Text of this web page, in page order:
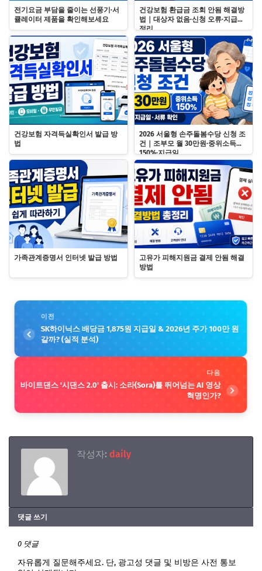
전기요금 부담을 줄이는 선풍기·서
큘레이터 제품을 확인해보세요
건강보험 환급금 조회 안됨 해결방
법｜대상자 없음·신청 오류·지급일
정리
건강보험 자격득실확인서 발급 방
법
2026 서울형 손주돌봄수당 신청 조
건｜조부모 월 30만원·중위소득
150%·지급일
가족관계증명서 인터넷 발급 방법
고유가 피해지원금 결제 안됨 해결
방법
이전
SK하이닉스 배당금 1,875원 지급일 & 2026년 주가 100만 원
갈까? (실적 분석)
다음
바이트댄스 '시댄스 2.0' 출시: 소라(Sora)를 뛰어넘는 AI 영상
혁명인가?
작성자: daily
댓글 쓰기
0 댓글
자유롭게 질문해주세요. 단, 광고성 댓글 및 비방은 사전 통보